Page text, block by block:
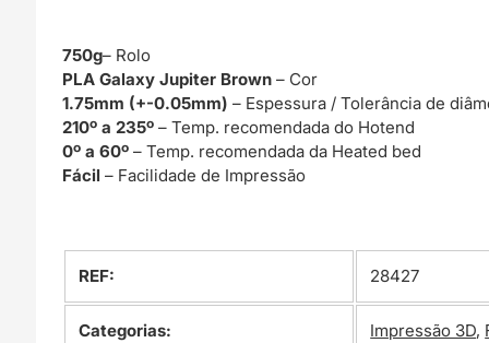
750g– Rolo
PLA Galaxy Jupiter Brown– Cor
1.75mm (+-0.05mm) – Espessura / Tolerância de
210º a 235º – Temp. recomendada do Hotend
0º a 60º– Temp. recomendada da Heated bed
Fácil– Facilidade de Impressão
REF: 28427
Categorias: Impressão 3D,